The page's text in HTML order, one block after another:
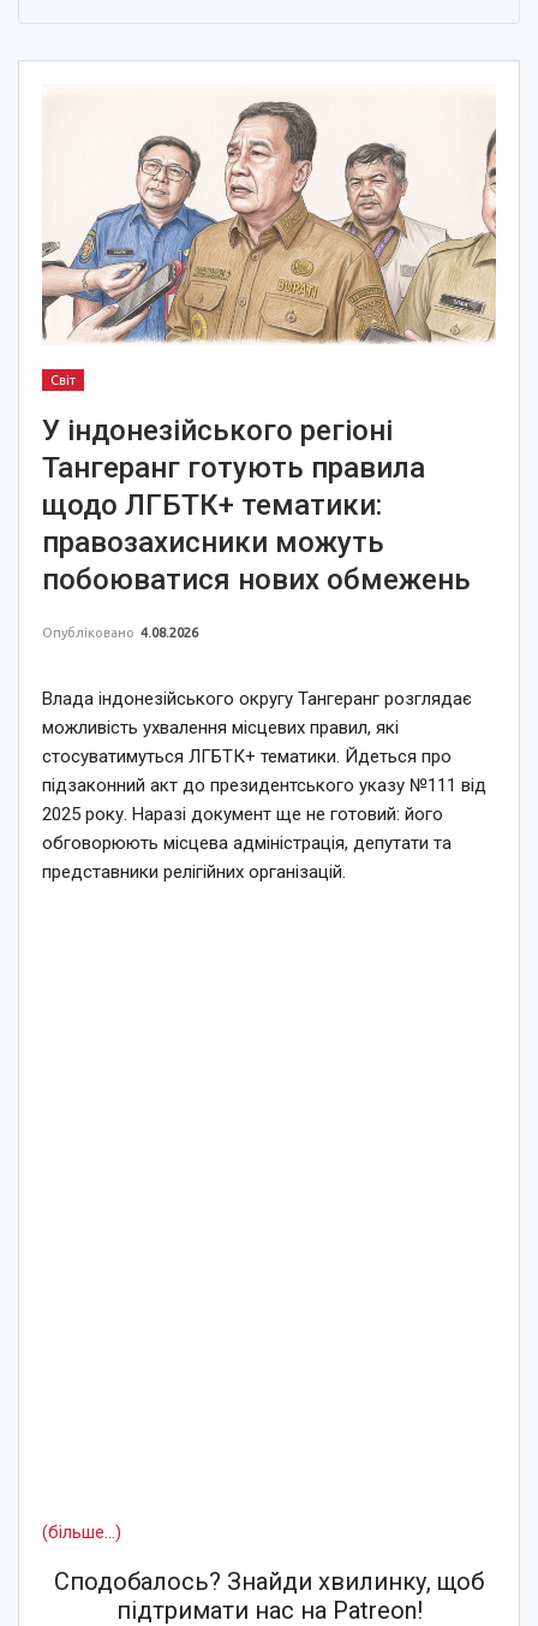
Світ
У індонезійського регіоні
Тангеранг готують правила
щодо ЛГБТК+ тематики:
правозахисники можуть
побоюватися нових обмежень
Опубліковано 4.08.2026
Влада індонезійського округу Тангеранг розглядає
можливість ухвалення місцевих правил, які
стосуватимуться ЛГБТК+ тематики. Йдеться про
підзаконний акт до президентського указу №111 від
2025 року. Наразі документ ще не готовий: його
обговорюють місцева адміністрація, депутати та
представники релігійних організацій.
(більше…)
Сподобалось? Знайди хвилинку, щоб
підтримати нас на Patreon!